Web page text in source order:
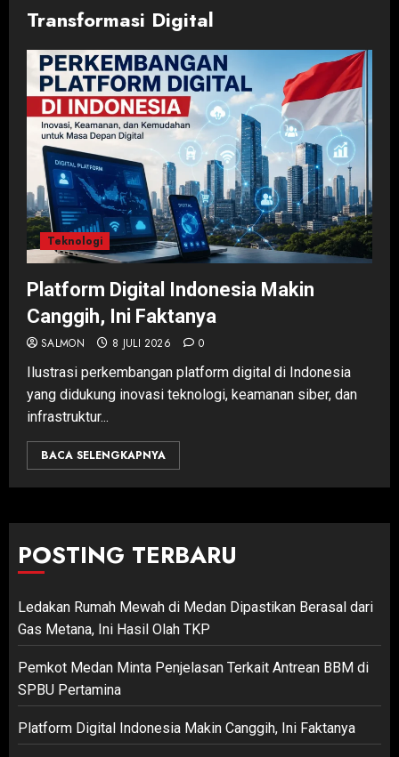
Transformasi Digital
Teknologi
Platform Digital Indonesia Makin
Canggih, Ini Faktanya
SALMON 8 JULI 2026 0
Ilustrasi perkembangan platform digital di Indonesia
yang didukung inovasi teknologi, keamanan siber, dan
infrastruktur...
BACA SELENGKAPNYA
POSTING TERBARU
Ledakan Rumah Mewah di Medan Dipastikan Berasal dari
Gas Metana, Ini Hasil Olah TKP
Pemkot Medan Minta Penjelasan Terkait Antrean BBM di
SPBU Pertamina
Platform Digital Indonesia Makin Canggih, Ini Faktanya